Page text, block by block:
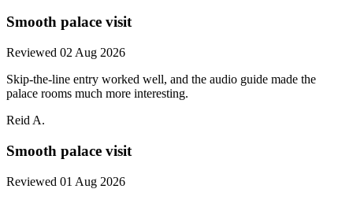
Smooth palace visit
Reviewed 02 Aug 2026
Skip-the-line entry worked well, and the audio guide made the
palace rooms much more interesting.
Reid A.
Smooth palace visit
Reviewed 01 Aug 2026